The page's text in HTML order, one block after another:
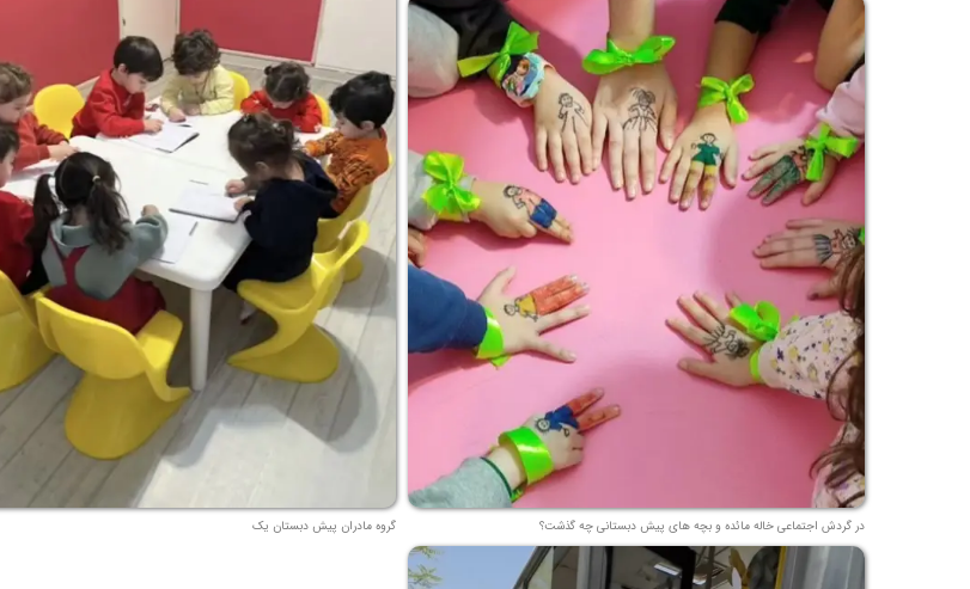
در گردش اجتماعی خاله مائده و بچه های پیش دبستانی چه گذشت؟ گروه مادران پیش دبستان یک